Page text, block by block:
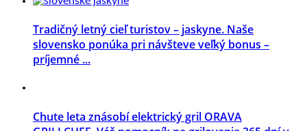
Tradičný letný cieľ turistov – jaskyne. Naše
slovensko ponúka pri návšteve veľký bonus –
príjemné ...
Chute leta znásobí elektrický gril ORAVA